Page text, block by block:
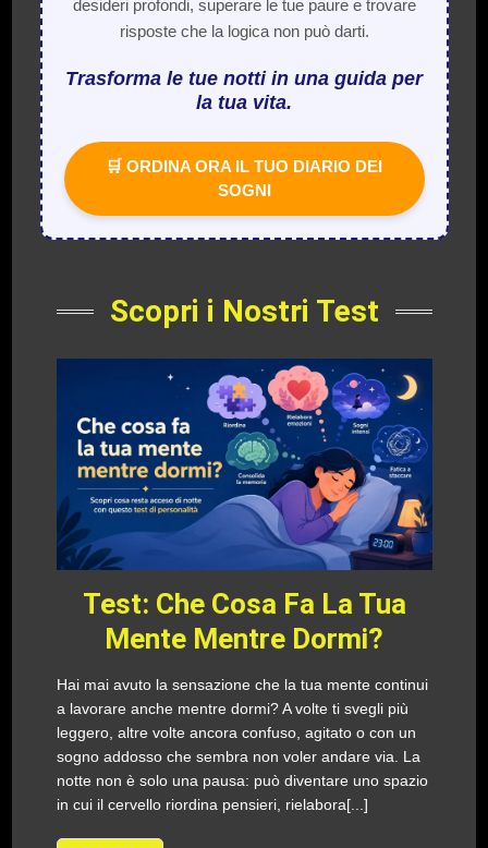
desideri profondi, superare le tue paure e trovare
risposte che la logica non può darti.
Trasforma le tue notti in una guida per
la tua vita.
🛒 ORDINA ORA IL TUO DIARIO DEI
SOGNI
Scopri i Nostri Test
Test: Che Cosa Fa La Tua
Mente Mentre Dormi?
Hai mai avuto la sensazione che la tua mente continui
a lavorare anche mentre dormi? A volte ti svegli più
leggero, altre volte ancora confuso, agitato o con un
sogno addosso che sembra non voler andare via. La
notte non è solo una pausa: può diventare uno spazio
in cui il cervello riordina pensieri, rielabora[...]